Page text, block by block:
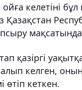
келетіні
Қазақстан
қазіргі
келген,
өтіп кеткен.